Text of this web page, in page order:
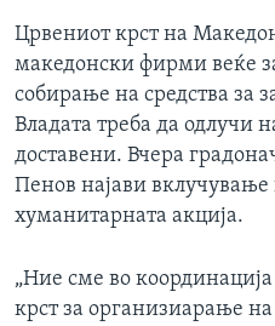
Црвениот крст на
македонски фирми веќе
собирање на средства за
Владата треба да одлучи
доставени. Вчера
Пенов најави вклучување
хуманитарната акција.
„Ние сме во
крст за организиарање